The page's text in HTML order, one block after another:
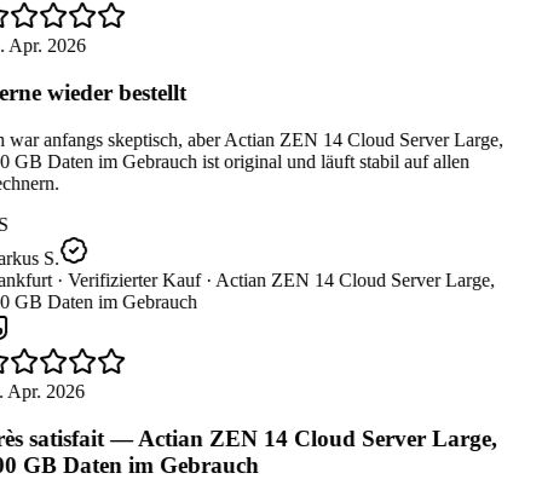
Apr. 2026
wieder bestellt
war anfangs skeptisch, aber Actian ZEN 14 Cloud Server Large,
GB Daten im Gebrauch ist original und läuft stabil auf allen
S.
· Verifizierter Kauf · Actian ZEN 14 Cloud Server Large,
GB Daten im Gebrauch
Apr. 2026
satisfait — Actian ZEN 14 Cloud Server Large,
GB Daten im Gebrauch